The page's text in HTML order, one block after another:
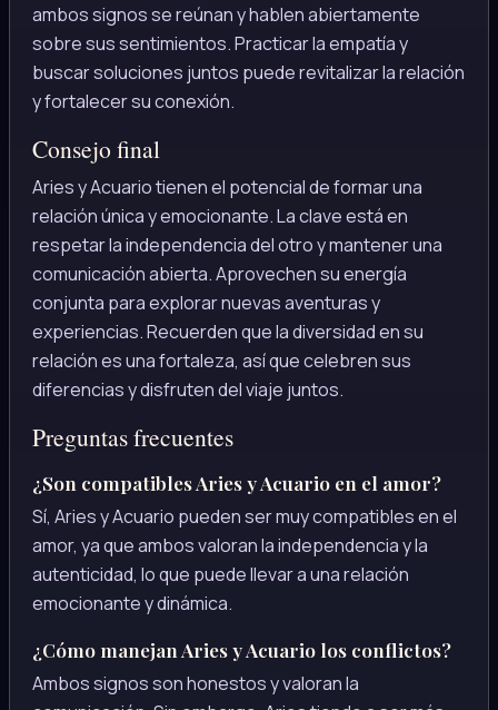
ambos signos se reúnan y hablen abiertamente
sobre sus sentimientos. Practicar la empatía y
buscar soluciones juntos puede revitalizar la relación
y fortalecer su conexión.
Consejo final
Aries y Acuario tienen el potencial de formar una
relación única y emocionante. La clave está en
respetar la independencia del otro y mantener una
comunicación abierta. Aprovechen su energía
conjunta para explorar nuevas aventuras y
experiencias. Recuerden que la diversidad en su
relación es una fortaleza, así que celebren sus
diferencias y disfruten del viaje juntos.
Preguntas frecuentes
¿Son compatibles Aries y Acuario en el amor?
Sí, Aries y Acuario pueden ser muy compatibles en el
amor, ya que ambos valoran la independencia y la
autenticidad, lo que puede llevar a una relación
emocionante y dinámica.
¿Cómo manejan Aries y Acuario los conflictos?
Ambos signos son honestos y valoran la